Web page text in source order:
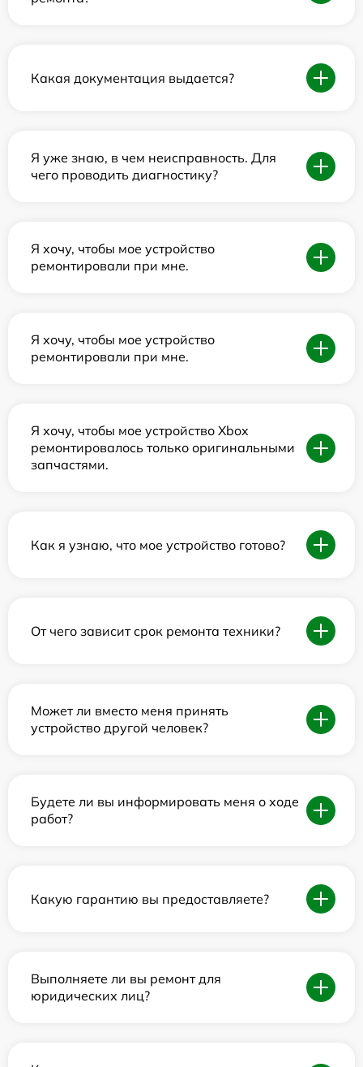
Какая документация выдается?
Я уже знаю, в чем неисправность. Для
чего проводить диагностику?
Я хочу, чтобы мое устройство
ремонтировали при мне.
Я хочу, чтобы мое устройство
ремонтировали при мне.
Я хочу, чтобы мое устройство Xbox
ремонтировалось только оригинальными
запчастями.
Как я узнаю, что мое устройство готово?
От чего зависит срок ремонта техники?
Может ли вместо меня принять
устройство другой человек?
Будете ли вы информировать меня о ходе
работ?
Какую гарантию вы предоставляете?
Выполняете ли вы ремонт для
юридических лиц?